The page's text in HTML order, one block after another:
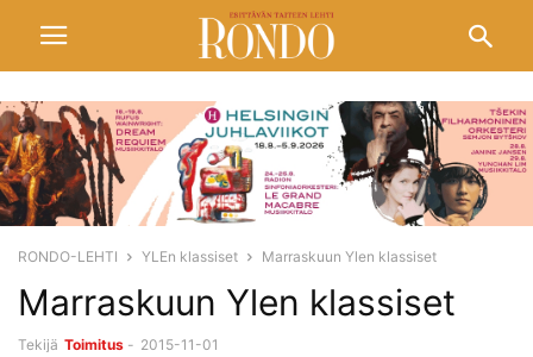
RONDO-LEHTI YLEn klassiset Marraskuun Ylen klassiset
Marraskuun Ylen klassiset
Tekijä Toimitus - 2015-11-01